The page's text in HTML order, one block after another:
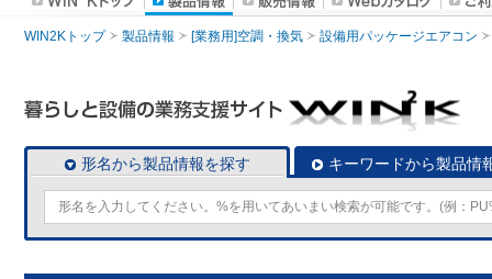
WIN2Kトップ 製品情報 [業務用]空調・換気 設備用パッケージエアコン
形名から製品情報を探す キーワードから製品情